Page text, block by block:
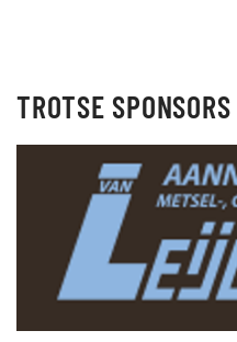
TROTSE SPONSORS